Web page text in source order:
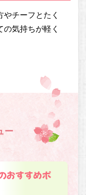
チーフとたく
気持ちが軽く
ー
おすすめポ